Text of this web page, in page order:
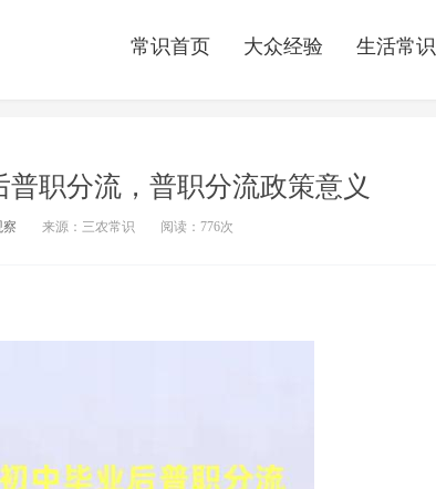
常识首页 大众经验 生活常识
职分流，普职分流政策意义
察 来源：三农常识 阅读： 776次